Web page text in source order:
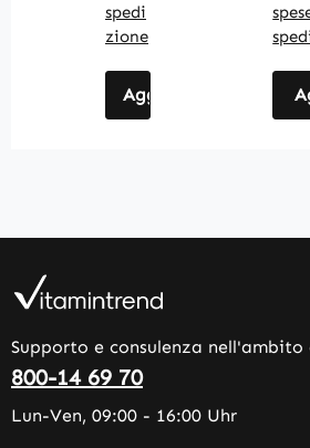
spedi
zione
Aggiungi al carrello
Supporto e consulenza nell'ambito
800-14 69 70
Lun-Ven, 09:00 - 16:00 Uhr